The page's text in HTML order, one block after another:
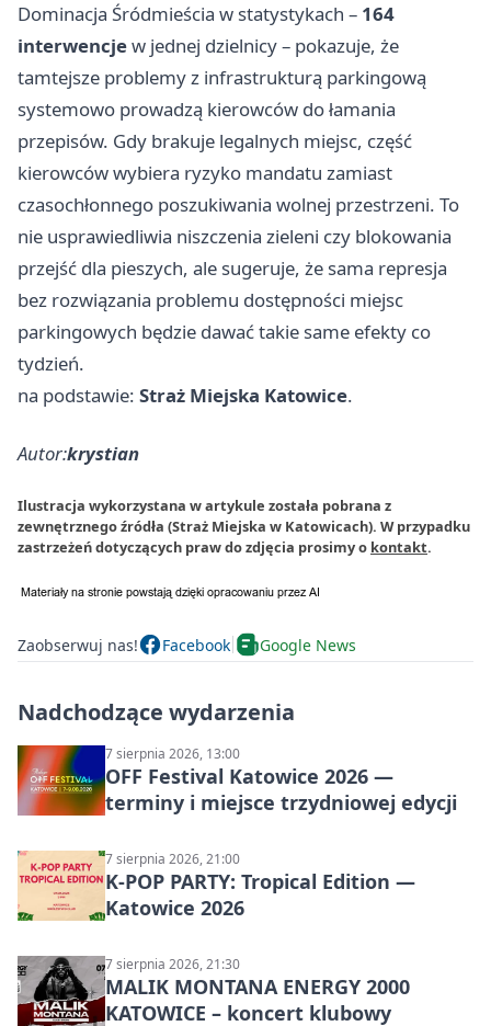
Dominacja Śródmieścia w statystykach – 164
interwencjew jednej dzielnicy – pokazuje, że
tamtejsze problemy z infrastrukturą parkingową
systemowo prowadzą kierowców do łamania
przepisów. Gdy brakuje legalnych miejsc, część
kierowców wybiera ryzyko mandatu zamiast
czasochłonnego poszukiwania wolnej przestrzeni. To
nie usprawiedliwia niszczenia zieleni czy blokowania
przejść dla pieszych, ale sugeruje, że sama represja
bez rozwiązania problemu dostępności miejsc
parkingowych będzie dawać takie same efekty co
tydzień.
na podstawie: Straż Miejska Katowice.
Autor:krystian
Ilustracja wykorzystana w artykule została pobrana z
zewnętrznego źródła (Straż Miejska w Katowicach). W przypadku
zastrzeżeń dotyczących praw do zdjęcia prosimy o kontakt.
Zaobserwuj nas! Facebook Google News
Nadchodzące wydarzenia
7 sierpnia 2026, 13:00
OFF Festival Katowice 2026 —
terminy i miejsce trzydniowej edycji
7 sierpnia 2026, 21:00
K-POP PARTY: Tropical Edition —
Katowice 2026
7 sierpnia 2026, 21:30
MALIK MONTANA ENERGY 2000
KATOWICE – koncert klubowy